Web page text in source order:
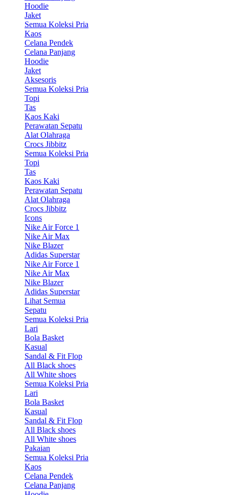
Hoodie
Jaket
Semua Koleksi Pria
Kaos
Celana Pendek
Celana Panjang
Hoodie
Jaket
Aksesoris
Semua Koleksi Pria
Topi
Tas
Kaos Kaki
Perawatan Sepatu
Alat Olahraga
Crocs Jibbitz
Semua Koleksi Pria
Topi
Tas
Kaos Kaki
Perawatan Sepatu
Alat Olahraga
Crocs Jibbitz
Icons
Nike Air Force 1
Nike Air Max
Nike Blazer
Adidas Superstar
Nike Air Force 1
Nike Air Max
Nike Blazer
Adidas Superstar
Lihat Semua
Sepatu
Semua Koleksi Pria
Lari
Bola Basket
Kasual
Sandal & Fit Flop
All Black shoes
All White shoes
Semua Koleksi Pria
Lari
Bola Basket
Kasual
Sandal & Fit Flop
All Black shoes
All White shoes
Pakaian
Semua Koleksi Pria
Kaos
Celana Pendek
Celana Panjang